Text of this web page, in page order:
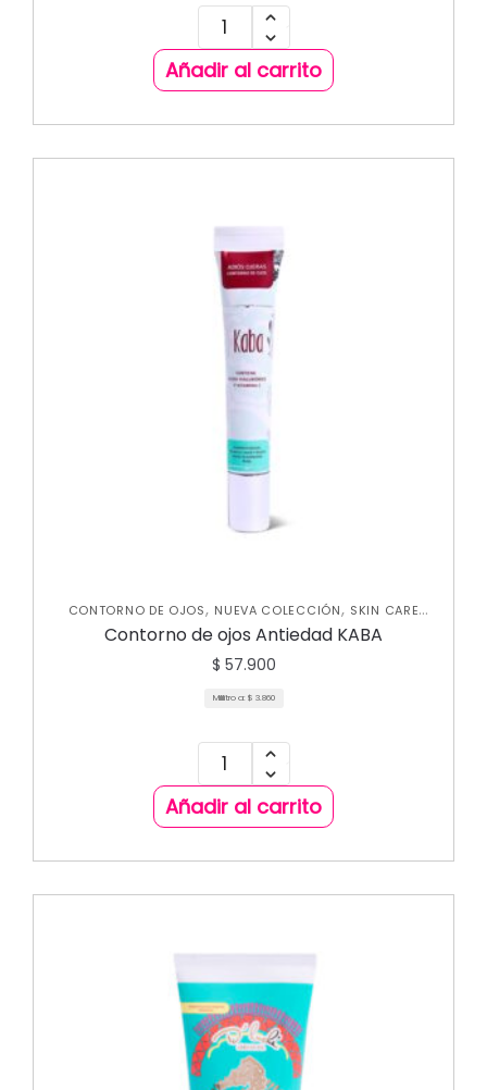
Añadir al carrito
CONTORNO DE OJOS, NUEVA COLECCIÓN, SKIN CARE
FACIAL
Contorno de ojos Antiedad KABA
$ 57.900
Mililitro a: $ 3.860
Añadir al carrito